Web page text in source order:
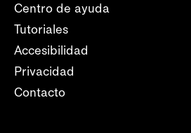
Centro de ayuda
Tutoriales
Accesibilidad
Privacidad
Contacto